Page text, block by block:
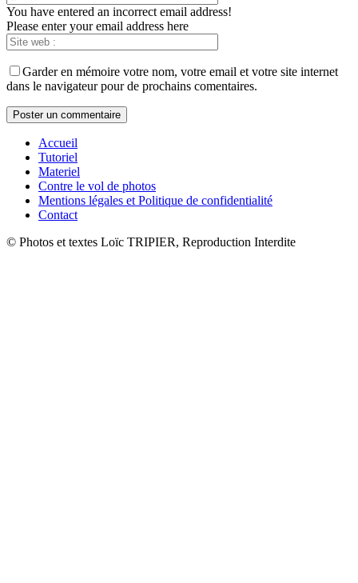
You have entered an incorrect email address!
Please enter your email address here
Garder en mémoire votre nom, votre email et votre site internet
dans le navigateur pour de prochains comentaires.
Accueil
Tutoriel
Materiel
Contre le vol de photos
Mentions légales et Politique de confidentialité
Contact
© Photos et textes Loïc TRIPIER, Reproduction Interdite